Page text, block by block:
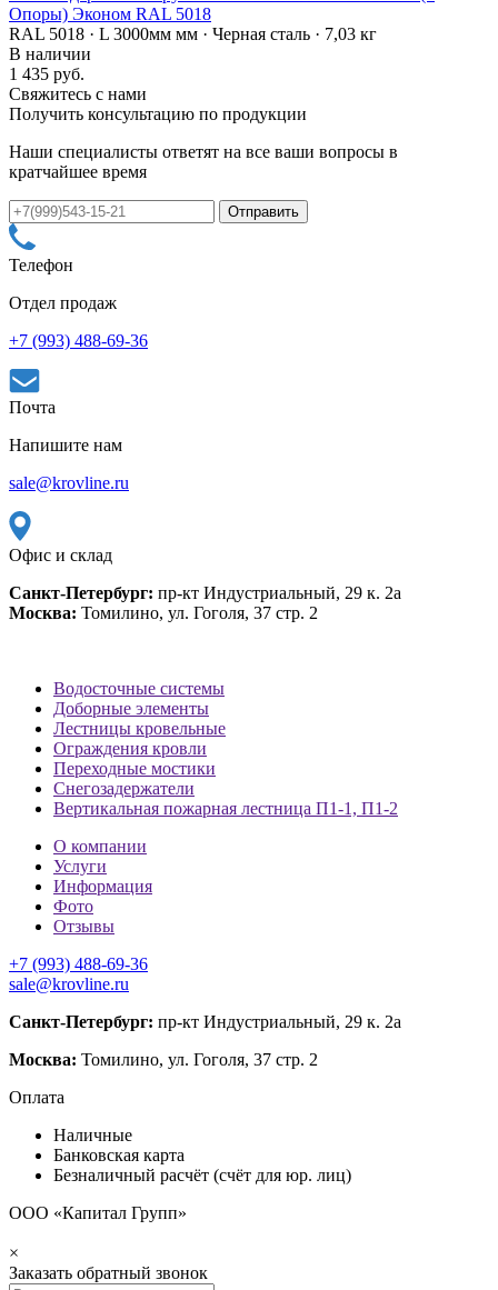
Опоры) Эконом RAL 5018
RAL 5018 · L 3000мм мм · Черная сталь · 7,03 кг
В наличии
1 435 руб.
Свяжитесь с нами
Получить консультацию по продукции
Наши специалисты ответят на все ваши вопросы в
кратчайшее время
Телефон
Отдел продаж
+7 (993) 488-69-36
Почта
Напишите нам
sale@krovline.ru
Офис и склад
Санкт-Петербург: пр-кт Индустриальный, 29 к. 2а
Москва: Томилино, ул. Гоголя, 37 стр. 2
Водосточные системы
Доборные элементы
Лестницы кровельные
Ограждения кровли
Переходные мостики
Снегозадержатели
Вертикальная пожарная лестница П1-1, П1-2
О компании
Услуги
Информация
Фото
Отзывы
+7 (993) 488-69-36
sale@krovline.ru
Санкт-Петербург: пр-кт Индустриальный, 29 к. 2а
Москва: Томилино, ул. Гоголя, 37 стр. 2
Оплата
Наличные
Банковская карта
Безналичный расчёт (счёт для юр. лиц)
ООО «Капитал Групп»
×
Заказать обратный звонок